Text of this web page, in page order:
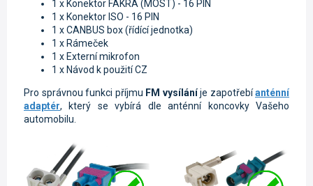
1 x Konektor FAKRA (MOST) - 16 PIN
1 x Konektor ISO - 16 PIN
1 x CANBUS box (řídící jednotka)
1 x Rámeček
1 x Externí mikrofon
1 x Návod k použití CZ
Pro správnou funkci příjmu FM vysíláníje zapotřebíanténní
adaptér, který se vybírá dle anténní koncovky Vašeho
automobilu.